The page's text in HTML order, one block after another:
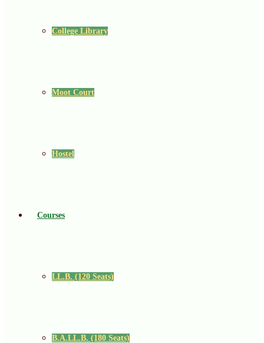
College Library
Moot Court
Hostel
Courses
LL.B. (120 Seats)
B.A.LL.B. (180 Seats)